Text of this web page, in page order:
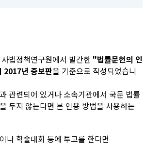
법정책연구원에서 발간한 "법률문헌의 인
2017년 증보판을 기준으로 작성되었습니
관련되어 있거나 소속기관에서 국문 법률
두지 않는다면 본 인용 방법을 사용하는
나 학술대회 등에 투고를 한다면